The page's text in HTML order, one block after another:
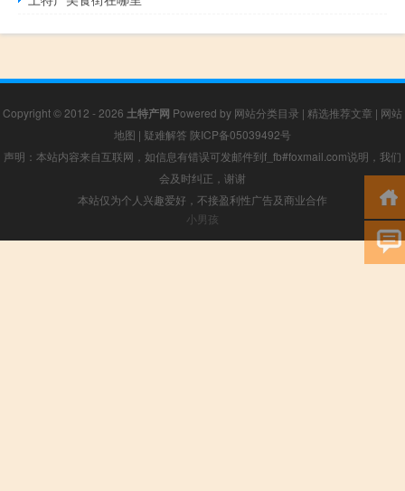
Copyright © 2012 - 2026 土特产网 Powered by 网站分类目录 | 精选推荐文章 | 网站
地图 | 疑难解答 陕ICP备05039492号
声明：本站内容来自互联网，如信息有错误可发邮件到f_fb#foxmail.com说明，我们
会及时纠正，谢谢
本站仅为个人兴趣爱好，不接盈利性广告及商业合作
小男孩